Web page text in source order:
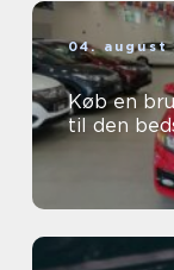
04. august
Køb en
til den